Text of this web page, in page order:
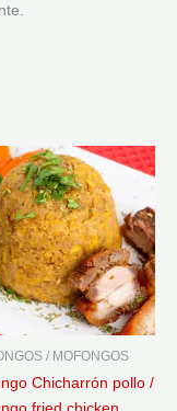
/ MOFONGOS
Chicharrón pollo /